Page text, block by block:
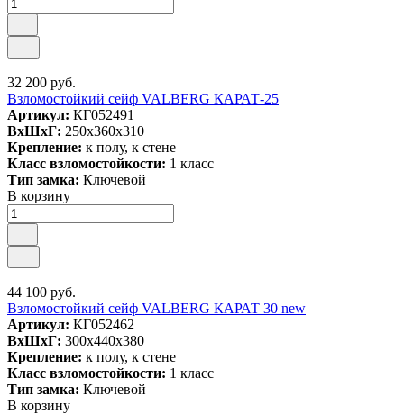
32 200 руб.
Взломостойкий сейф VALBERG КАРАТ-25
Артикул: КГ052491
ВxШxГ: 250x360x310
Крепление: к полу, к стене
Класс взломостойкости: 1 класс
Тип замка: Ключевой
В корзину
44 100 руб.
Взломостойкий сейф VALBERG КАРАТ 30 new
Артикул: КГ052462
ВxШxГ: 300x440x380
Крепление: к полу, к стене
Класс взломостойкости: 1 класс
Тип замка: Ключевой
В корзину